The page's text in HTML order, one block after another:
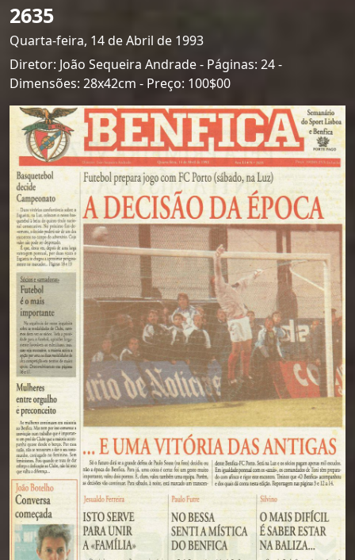
2635
Quarta-feira, 14 de Abril de 1993
Diretor: João Sequeira Andrade - Páginas: 24 -
Dimensões: 28x42cm - Preço: 100$00